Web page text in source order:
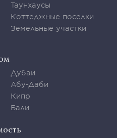
Таунхаусы
Коттеджные поселки
Земельные участки
Дубаи
Абу-Даби
Кипр
Бали